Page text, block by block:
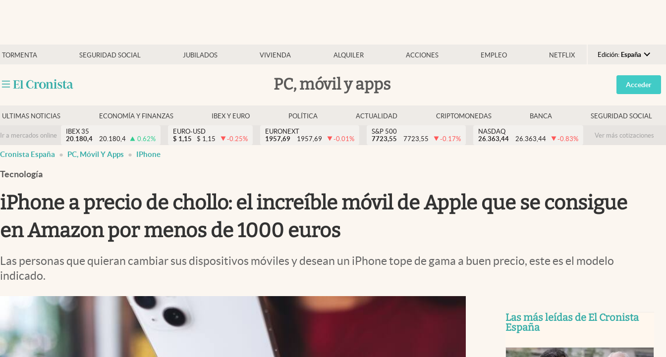
TORMENTA SEGURIDAD SOCIAL JUBILADOS VIVIENDA ALQUILER ACCIONES EMPLEO NETFLIX Edición: España
Argentina
España
USA
Colombia
PC, móvil y apps
Economía y finanzas
Criptomonedas
Acceder
ULTIMAS NOTICIAS ECONOMÍA Y FINANZAS IBEX Y EURO POLÍTICA ACTUALIDAD CRIPTOMONEDAS BANCA SEGURIDAD SOCIAL
Ir a mercados online
IBEX 35
20.180,4
20.180,4 0.62%
EURO-USD
$ 1,15 $ 1,15 -0.25%
EURONEXT
1957,69
1957,69 -0.01%
S&P 500
7723,55
7723,55 -0.17%
NASDAQ
26.363,44
26.363,44 -0.83% Ver más cotizaciones
Cronista España PC, Móvil Y Apps IPhone
Tecnología
iPhone a precio de chollo: el increíble móvil de Apple que se consigue
en Amazon por menos de 1000 euros
Las personas que quieran cambiar sus dispositivos móviles y desean un iPhone tope de gama a buen precio, este es el modelo
indicado.
Las más leídas de El Cronista
España